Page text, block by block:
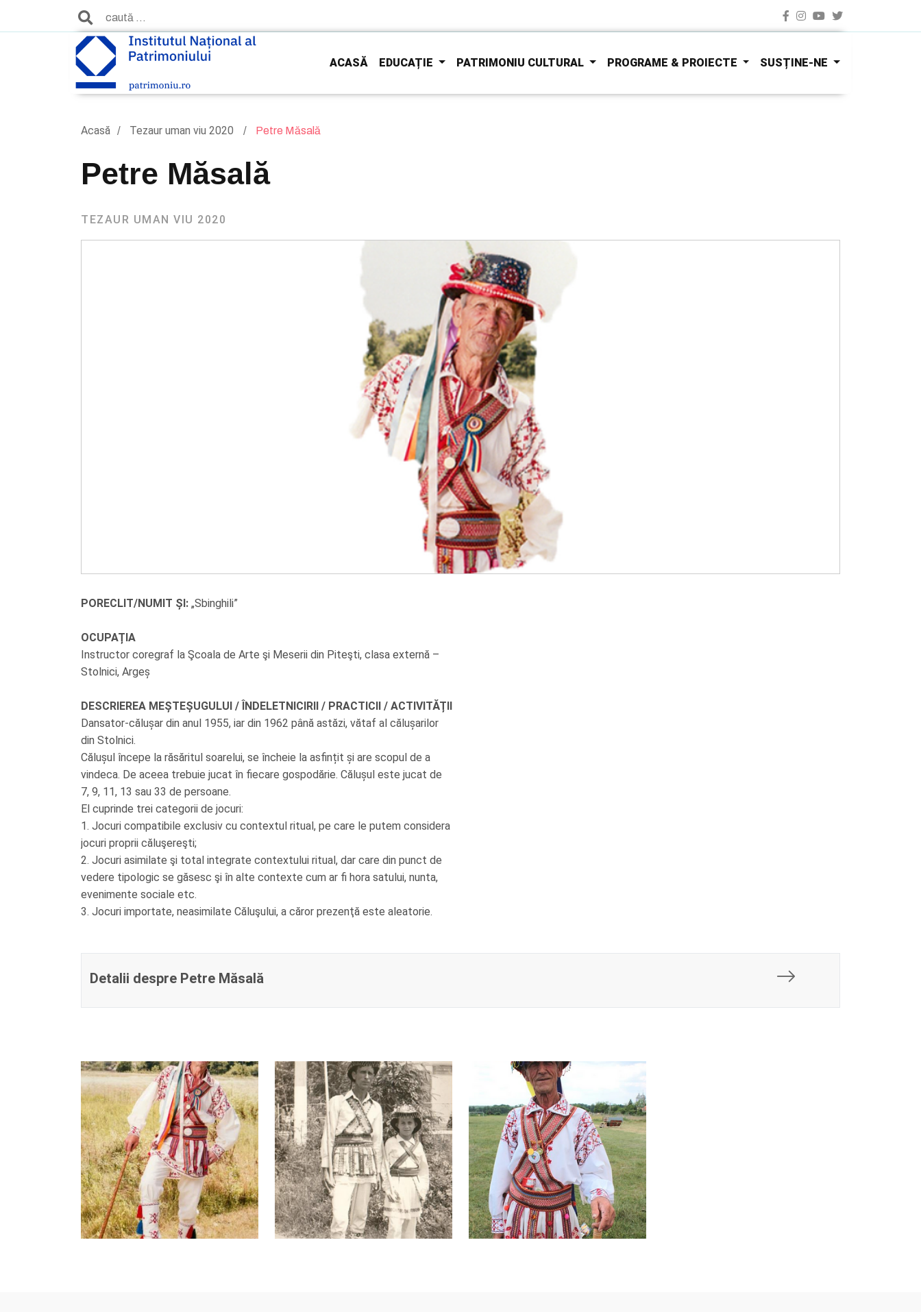
ACASĂ EDUCAȚIE PATRIMONIU CULTURAL PROGRAME & PROIECTE SUSȚINE-NE
Acasă Tezaur uman viu 2020 Petre Măsală
Petre Măsală
TEZAUR UMAN VIU 2020
PORECLIT/NUMIT ȘI: „Sbinghili”
OCUPAȚIA
Instructor coregraf la Şcoala de Arte şi Meserii din Piteşti, clasa externă –
Stolnici, Argeș
DESCRIEREA MEȘTEȘUGULUI / ÎNDELETNICIRII / PRACTICII / ACTIVITĂȚII
Dansator-călușar din anul 1955, iar din 1962 până astăzi, vătaf al călușarilor
din Stolnici.
Călușul începe la răsăritul soarelui, se încheie la asfințit și are scopul de a
vindeca. De aceea trebuie jucat în fiecare gospodărie. Călușul este jucat de
7, 9, 11, 13 sau 33 de persoane.
El cuprinde trei categorii de jocuri:
1. Jocuri compatibile exclusiv cu contextul ritual, pe care le putem considera
jocuri proprii căluşereşti;
2. Jocuri asimilate şi total integrate contextului ritual, dar care din punct de
vedere tipologic se găsesc şi în alte contexte cum ar fi hora satului, nunta,
evenimente sociale etc.
3. Jocuri importate, neasimilate Căluşului, a căror prezenţă este aleatorie.
Detalii despre Petre Măsală